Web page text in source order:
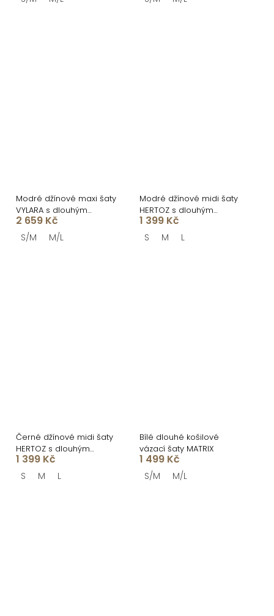
Modré džínové maxi šaty
VYLARA s dlouhým
rukávem
2 659 Kč
S/M M/L
Modré džínové midi šaty
HERTOZ s dlouhým
rukávem
1 399 Kč
S M L
Černé džínové midi šaty
HERTOZ s dlouhým
rukávem
1 399 Kč
S M L
Bílé dlouhé košilové
vázací šaty MATRIX
1 499 Kč
S/M M/L